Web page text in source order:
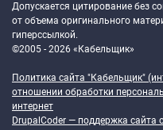
Допускается цитирование без
от объема оригинального
гиперссылкой.
©2005 - 2026 «Кабельщик»
Политика сайта "Кабельщик"
отношении обработки
интернет
DrupalCoder — поддержка сайта